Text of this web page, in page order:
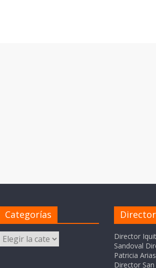
Categorías
Categorías
Director
Sandoval
Patricia
Director